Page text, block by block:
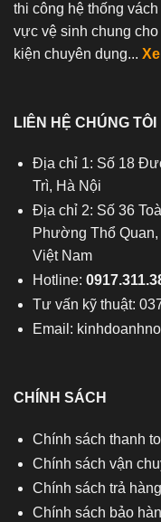
thi công hệ thống
vực vệ sinh chung
kiện chuyên dụng...
LIÊN HỆ CHÚNG TÔI
Địa chỉ 1: Số 18
Trì, Hà Nội
Địa chỉ 2: Số 36
Phường Thổ
Việt Nam
Hotline:
Tư vấn kỹ thuật:
Email:
CHÍNH SÁCH
Chính sách thanh
Chính sách vận
Chính sách trả
Chính sách bảo